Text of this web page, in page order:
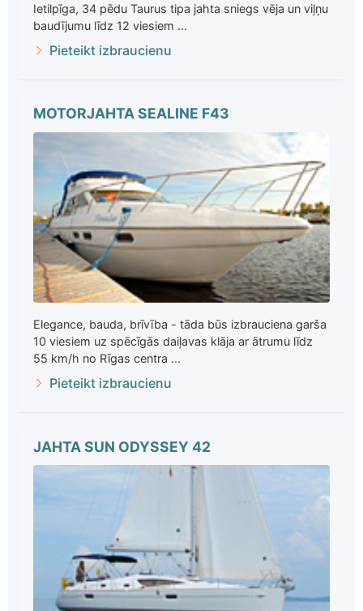
Ietilpīga, 34 pēdu Taurus tipa jahta sniegs vēja un viļņu
baudījumu līdz 12 viesiem ...
Pieteikt izbraucienu
MOTORJAHTA SEALINE F43
Elegance, bauda, brīvība - tāda būs izbrauciena garša
10 viesiem uz spēcīgās daiļavas klāja ar ātrumu līdz
55 km/h no Rīgas centra ...
Pieteikt izbraucienu
JAHTA SUN ODYSSEY 42